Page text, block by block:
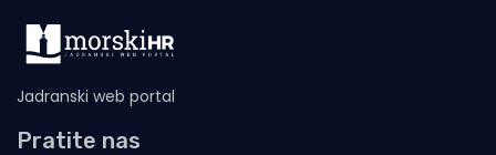
Jadranski web portal
Pratite nas